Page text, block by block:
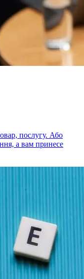
послугу. Або
а вам принесе